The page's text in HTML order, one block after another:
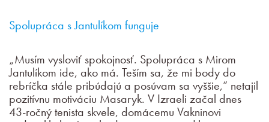
Spolupráca s Jantulíkom funguje
„Musím vysloviť spokojnosť. Spolupráca s Mirom
Jantulíkom ide, ako má. Teším sa, že mi body do
rebríčka stále pribúdajú a posúvam sa vyššie,“ netajil
pozitívnu motiváciu Masaryk. V Izraeli začal dnes
43-ročný tenista skvele, domácemu Vakninovi